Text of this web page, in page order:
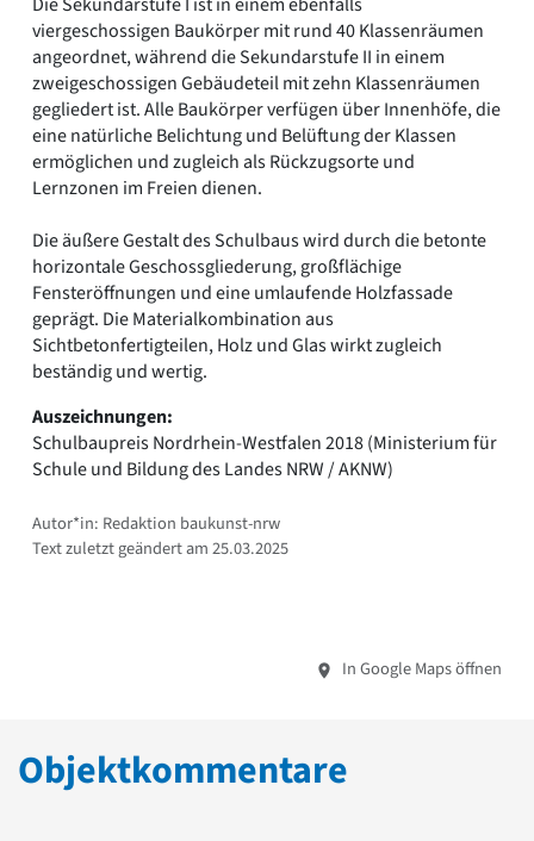
viergeschossigen Baukörper mit rund 40 Klassenräumen
angeordnet, während die Sekundarstufe II in einem
zweigeschossigen Gebäudeteil mit zehn Klassenräumen
gegliedert ist. Alle Baukörper verfügen über Innenhöfe, die
eine natürliche Belichtung und Belüftung der Klassen
ermöglichen und zugleich als Rückzugsorte und
Lernzonen im Freien dienen.
Die äußere Gestalt des Schulbaus wird durch die betonte
horizontale Geschossgliederung, großflächige
Fensteröffnungen und eine umlaufende Holzfassade
geprägt. Die Materialkombination aus
Sichtbetonfertigteilen, Holz und Glas wirkt zugleich
beständig und wertig.
Auszeichnungen:
Schulbaupreis Nordrhein-Westfalen 2018 (Ministerium für
Schule und Bildung des Landes NRW / AKNW)
Autor*in: Redaktion baukunst-nrw
Text zuletzt geändert am 25.03.2025
In Google Maps öffnen
Objektkommentare